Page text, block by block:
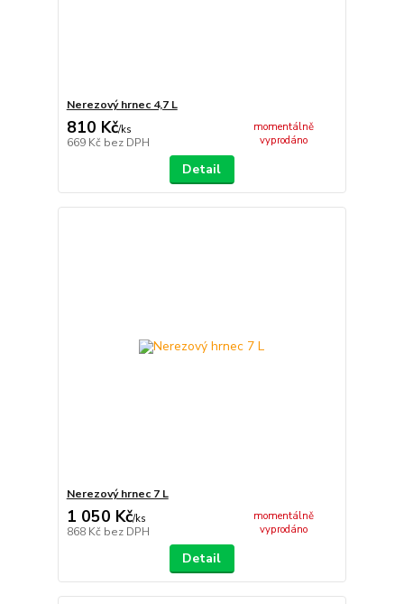
Nerezový hrnec 4,7 L
810 Kč/ks
669 Kč bez DPH
momentálně
vyprodáno
Detail
Nerezový hrnec 7 L
1 050 Kč/ks
868 Kč bez DPH
momentálně
vyprodáno
Detail